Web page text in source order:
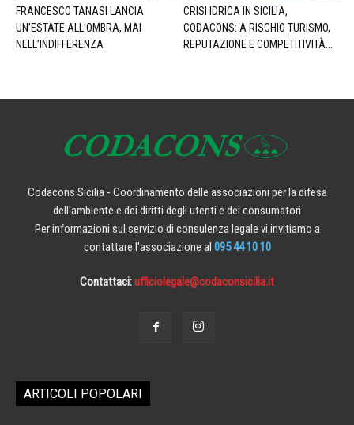
FRANCESCO TANASI LANCIA
UN’ESTATE ALL’OMBRA, MAI
NELL’INDIFFERENZA
CRISI IDRICA IN SICILIA,
CODACONS: A RISCHIO TURISMO,
REPUTAZIONE E COMPETITIVITÀ...
Codacons Sicilia - Coordinamento delle associazioni per la difesa
dell'ambiente e dei diritti degli utenti e dei consumatori
Per informazioni sul servizio di consulenza legale vi invitiamo a
contattare l'associazione al 095 44 10 10
Contattaci:ufficiolegale@codaconsicilia.it
ARTICOLI POPOLARI